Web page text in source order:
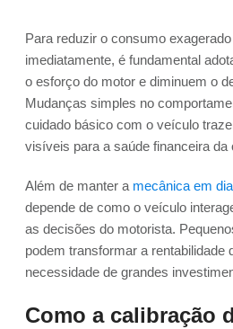
Para reduzir o consumo
imediatamente, é fundamental
o esforço do motor e diminuem o
Mudanças simples no
cuidado básico com o veículo
visíveis para a saúde financeira da
Além de manter a mecânica em dia
depende de como o veículo
as decisões do motorista.
podem transformar a rentabilidade
necessidade de grandes
Como a calibração